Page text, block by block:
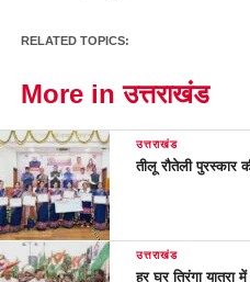
RELATED TOPICS:
More in उत्तराखंड
उत्तराखंड
तीलू रौतेली पुरस्कार
उत्तराखंड
हर घर तिरंगा यात्रा